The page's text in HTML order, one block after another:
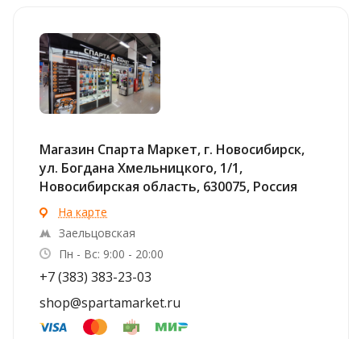
Магазин Спарта Маркет, г. Новосибирск,
ул. Богдана Хмельницкого, 1/1,
Новосибирская область, 630075, Россия
На карте
Заельцовская
Пн - Вс: 9:00 - 20:00
+7 (383) 383-23-03
shop@spartamarket.ru